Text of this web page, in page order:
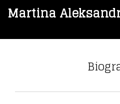
Martina